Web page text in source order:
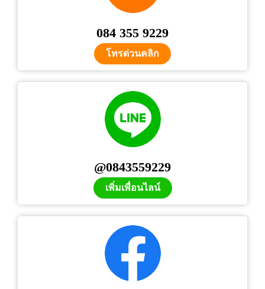
084 355 9229
โทรด่วนคลิก
@0843559229
เพิ่มเพื่อนไลน์